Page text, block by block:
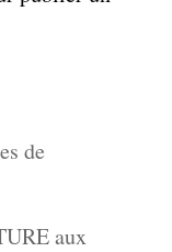
de
aux